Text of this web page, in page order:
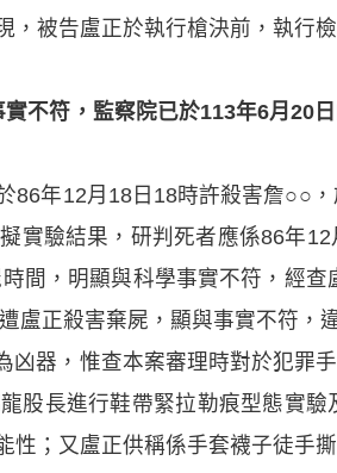
被告盧正於執行槍決前，執行
不符，監察院已於113年6月20
86年12月18日18時許殺害詹○○
實驗結果，研判死者應係86年
間，明顯與科學事實不符，經
盧正殺害棄屍，顯與事實不符，
器，惟查本案審理時對於犯罪
股長進行鞋帶緊拉勒痕型態實
；又盧正供稱係手套襪子徒手